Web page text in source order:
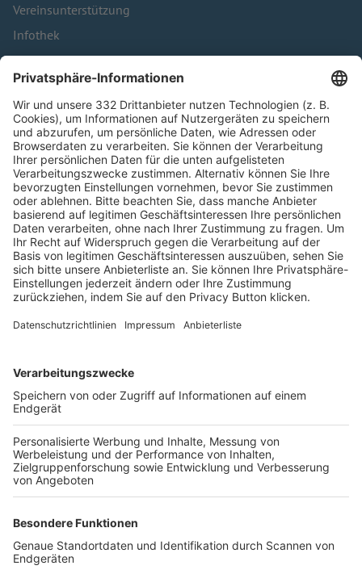
Vereinsunterstützung
Infothek
Kontakt
HÄUFIG BESUCHTE SEITEN
Pässe und Vereinswechsel
Trainerausbildung
Schulungsangebot Vereinsmitarbeiter
BFV-Geschäftsstellen
Trainerbörse
Login SpielPlus
FOLGE DEM BFV
TOP-VEREINE
TOP-PARTNER